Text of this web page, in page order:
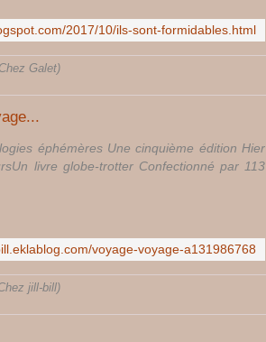
2017/10/ils-sont-formidables.html
Galet)
éphémères Une cinquième édition Hier
livre globe-trotter Confectionné par 113
voyage-voyage-a131986768
jill-bill)